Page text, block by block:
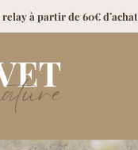
à partir de 60€ d’achat